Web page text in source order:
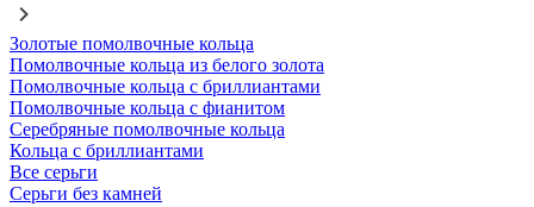
Золотые помолвочные кольца
Помолвочные кольца из белого золота
Помолвочные кольца с бриллиантами
Помолвочные кольца с фианитом
Серебряные помолвочные кольца
Кольца с бриллиантами
Все серьги
Серьги без камней